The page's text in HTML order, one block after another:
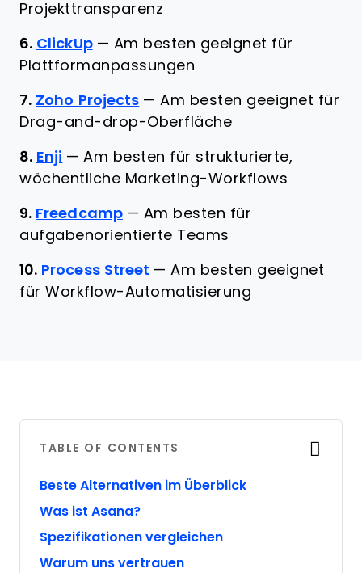
Projekttransparenz
6. ClickUp — Am besten geeignet für
Plattformanpassungen
7. Zoho Projects —Am besten geeignet für
Drag-and-drop-Oberfläche
8. Enji —Am besten für strukturierte,
wöchentliche Marketing-Workflows
9. Freedcamp — Am besten für
aufgabenorientierte Teams
10. Process Street —Am besten geeignet
für Workflow-Automatisierung
TABLE OF CONTENTS
Beste Alternativen im Überblick
Was ist Asana?
Spezifikationen vergleichen
Warum uns vertrauen